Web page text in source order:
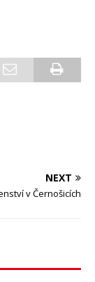
NEXT
v Černošicích